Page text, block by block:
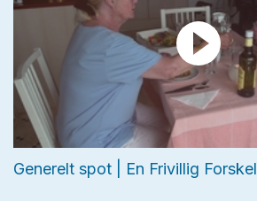
Generelt spot | En Frivillig Forskel